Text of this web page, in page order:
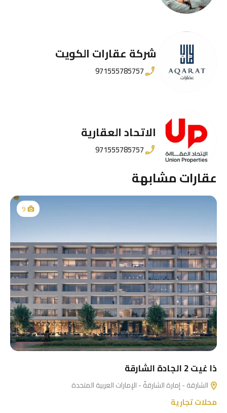
شركة عقارات الكويت
971555785757
الاتحاد العقارية
971555785757
عقارات مشابهة
9
ذا غيت 2 الجادة الشارقة
الشارقة - إمارة الشارقةّ - الإمارات العربية المتحدة
محلات تجارية